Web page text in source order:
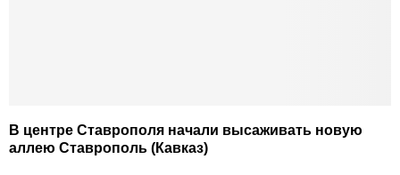
В центре Ставрополя начали высаживать новую
аллею Ставрополь (Кавказ)